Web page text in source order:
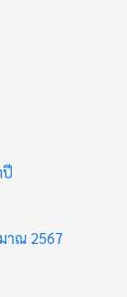
ปี
าณ 2567